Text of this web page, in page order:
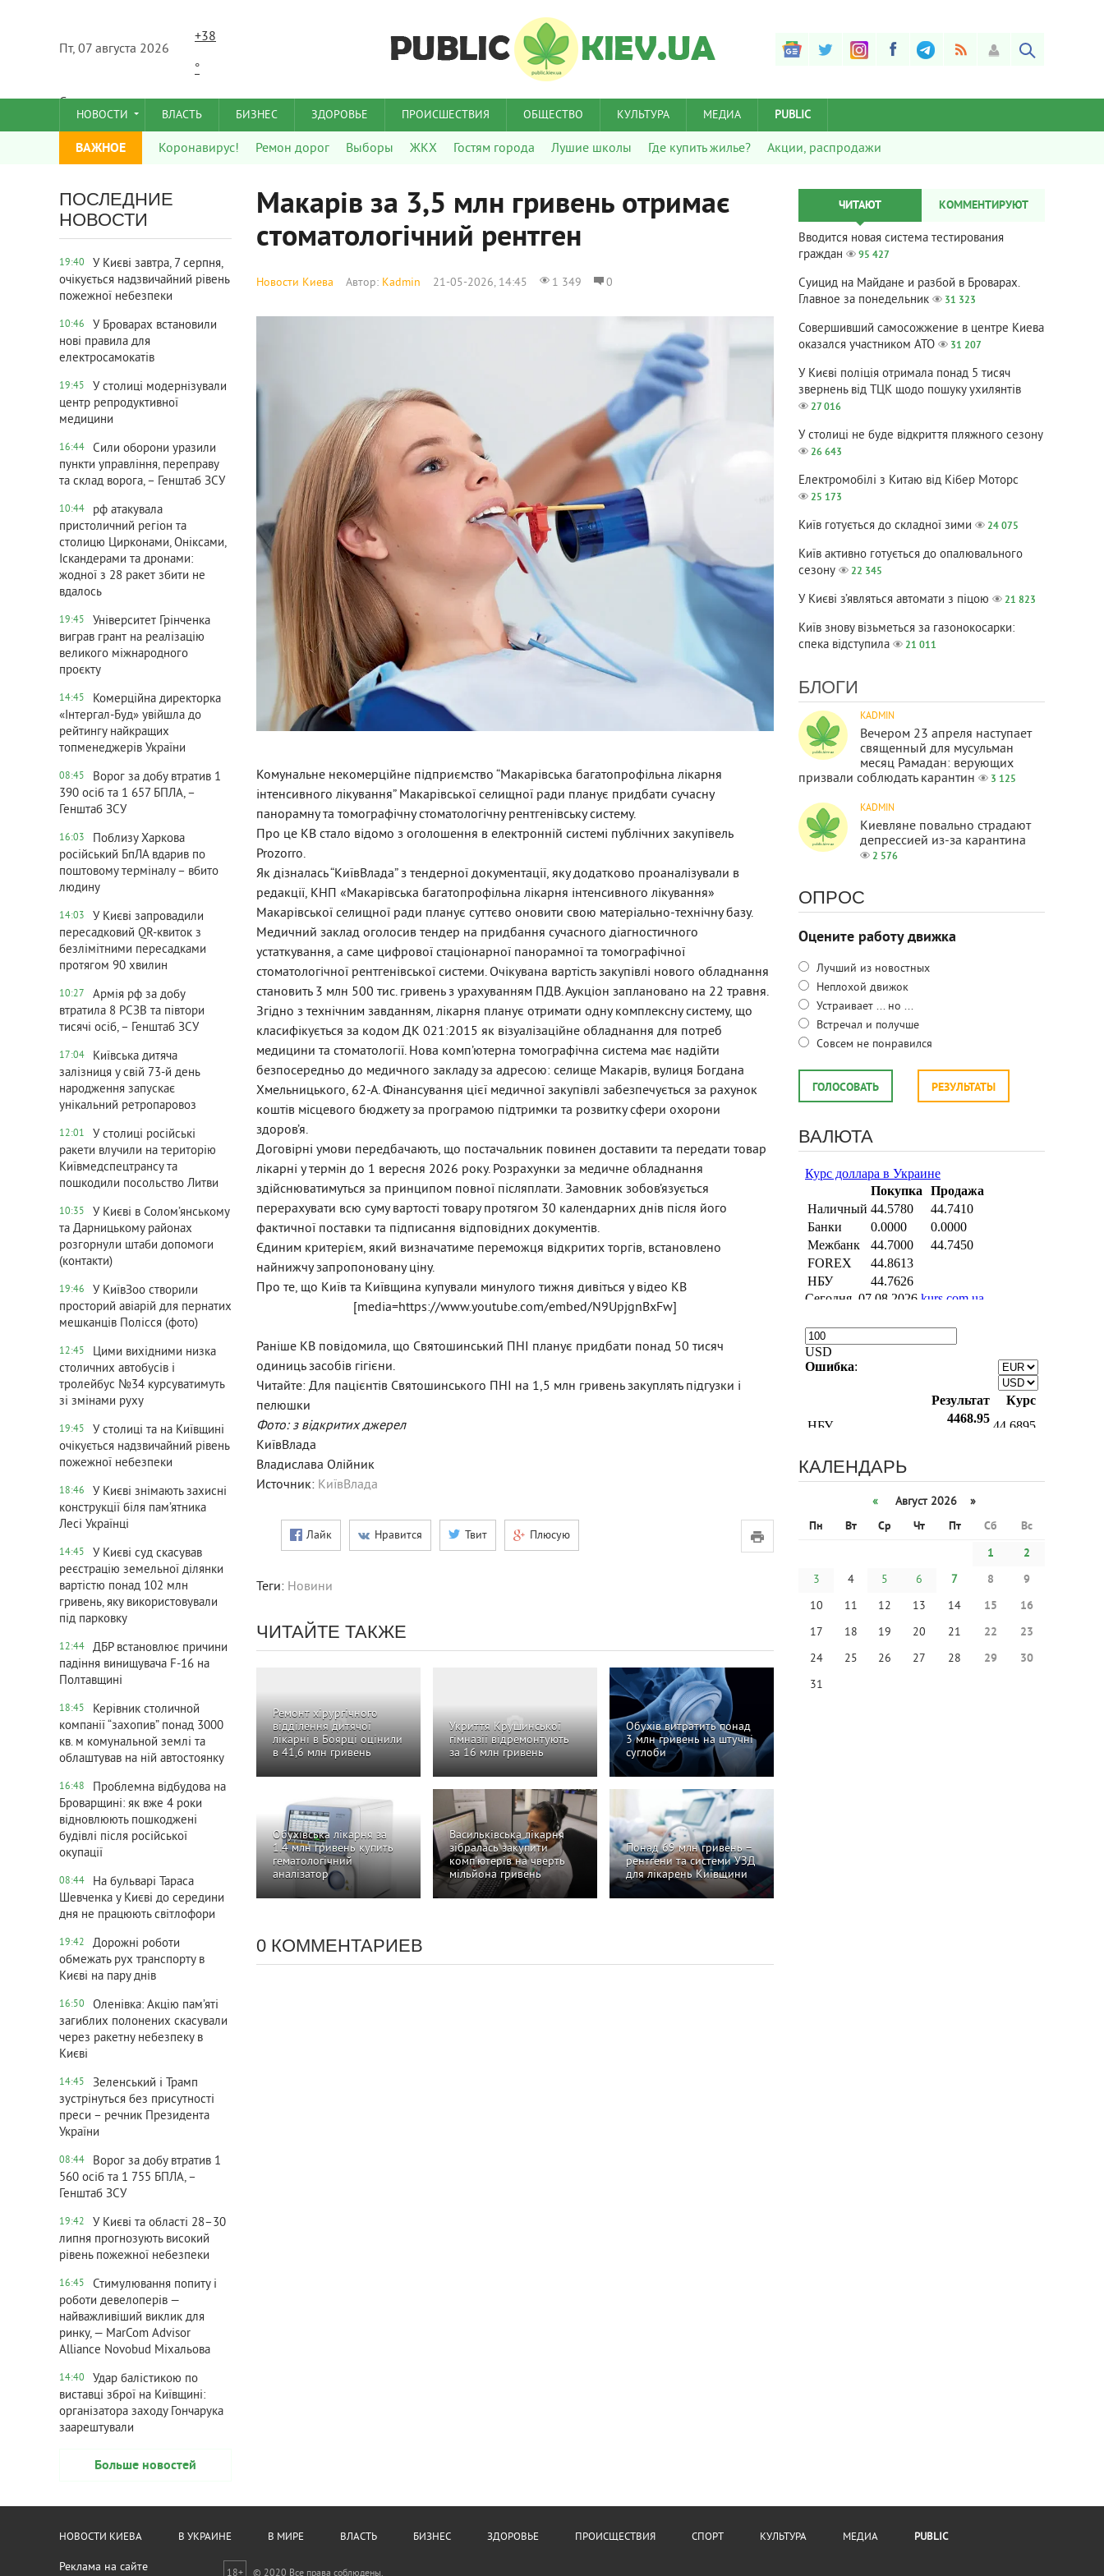
Пт, 07 августа 2026
+38
°
C
НОВОСТИ ВЛАСТЬ БИЗНЕС ЗДОРОВЬЕ ПРОИСШЕСТВИЯ ОБЩЕСТВО КУЛЬТУРА МЕДИА PUBLIC
ВАЖНОЕ Коронавирус! Ремон дорог Выборы ЖКХ Гостям города Лушие школы Где купить жилье? Акции, распродажи
ПОСЛЕДНИЕ
НОВОСТИ
19:40
У Києві завтра, 7 серпня,
очікується надзвичайний рівень
пожежної небезпеки
10:46
У Броварах встановили
нові правила для
електросамокатів
19:45
У столиці модернізували
центр репродуктивної
медицини
16:44
Сили оборони уразили
пункти управління, переправу
та склад ворога, – Генштаб ЗСУ
10:44
рф атакувала
пристоличний регіон та
столицю Цирконами, Оніксами,
Іскандерами та дронами:
жодної з 28 ракет збити не
вдалось
19:45
Університет Грінченка
виграв грант на реалізацію
великого міжнародного
проєкту
14:45
Комерційна директорка
«Інтергал-Буд» увійшла до
рейтингу найкращих
топменеджерів України
08:45
Ворог за добу втратив 1
390 осіб та 1 657 БПЛА, –
Генштаб ЗСУ
16:03
Поблизу Харкова
російський БпЛА вдарив по
поштовому терміналу – вбито
людину
14:03
У Києві запровадили
пересадковий QR-квиток з
безлімітними пересадками
протягом 90 хвилин
10:27
Армія рф за добу
втратила 8 РСЗВ та півтори
тисячі осіб, – Генштаб ЗСУ
17:04
Київська дитяча
залізниця у свій 73-й день
народження запускає
унікальний ретропаровоз
12:01
У столиці російські
ракети влучили на територію
Київмедспецтрансу та
пошкодили посольство Литви
10:35
У Києві в Солом’янському
та Дарницькому районах
розгорнули штаби допомоги
(контакти)
19:46
У КиївЗоо створили
просторий авіарій для пернатих
мешканців Полісся (фото)
12:45
Цими вихідними низка
столичних автобусів і
тролейбус №34 курсуватимуть
зі змінами руху
19:45
У столиці та на Київщині
очікується надзвичайний рівень
пожежної небезпеки
18:46
У Києві знімають захисні
конструкції біля пам’ятника
Лесі Українці
14:45
У Києві суд скасував
реєстрацію земельної ділянки
вартістю понад 102 млн
гривень, яку використовували
під парковку
12:44
ДБР встановлює причини
падіння винищувача F-16 на
Полтавщині
18:45
Керівник столичной
компанії “захопив” понад 3000
кв. м комунальной землі та
облаштував на ній автостоянку
16:48
Проблемна відбудова на
Броварщині: як вже 4 роки
відновлюють пошкоджені
будівлі після російської
окупації
08:44
На бульварі Тараса
Шевченка у Києві до середини
дня не працюють світлофори
19:42
Дорожні роботи
обмежать рух транспорту в
Києві на пару днів
16:50
Оленівка: Акцію пам’яті
загиблих полонених скасували
через ракетну небезпеку в
Києві
14:45
Зеленський і Трамп
зустрінуться без присутності
преси – речник Президента
України
08:44
Ворог за добу втратив 1
560 осіб та 1 755 БПЛА, –
Генштаб ЗСУ
19:42
У Києві та області 28–30
липня прогнозують високий
рівень пожежної небезпеки
16:45
Стимулювання попиту і
роботи девелоперів —
найважливіший виклик для
ринку, — MarCom Advisor
Alliance Novobud Міхальова
14:40
Удар балістикою по
виставці зброї на Київщині:
організатора заходу Гончарука
заарештували
Больше новостей
Макарів за 3,5 млн гривень отримає
стоматологічний рентген
Новости Киева Автор: Kadmin 21-05-2026, 14:45 1 349 0
Комунальне некомерційне підприємство “Макарівська багатопрофільна лікарня
інтенсивного лікування” Макарівської селищної ради планує придбати сучасну
панорамну та томографічну стоматологічну рентгенівську систему.
Про це КВ стало відомо з оголошення в електронній системі публічних закупівель
Prozorro.
Як дізналась “КиївВлада” з тендерної документації, яку додатково проаналізували в
редакції, КНП «Макарівська багатопрофільна лікарня інтенсивного лікування»
Макарівської селищної ради планує суттєво оновити свою матеріально-технічну базу.
Медичний заклад оголосив тендер на придбання сучасного діагностичного
устаткування, а саме цифрової стаціонарної панорамної та томографічної
стоматологічної рентгенівської системи. Очікувана вартість закупівлі нового обладнання
становить 3 млн 500 тис. гривень з урахуванням ПДВ. Аукціон заплановано на 22 травня.
Згідно з технічним завданням, лікарня планує отримати одну комплексну систему, що
класифікується за кодом ДК 021:2015 як візуалізаційне обладнання для потреб
медицини та стоматології. Нова комп’ютерна томографічна система має надійти
безпосередньо до медичного закладу за адресою: селище Макарів, вулиця Богдана
Хмельницького, 62-А. Фінансування цієї медичної закупівлі забезпечується за рахунок
коштів місцевого бюджету за програмою підтримки та розвитку сфери охорони
здоров’я.
Договірні умови передбачають, що постачальник повинен доставити та передати товар
лікарні у термін до 1 вересня 2026 року. Розрахунки за медичне обладнання
здійснюватимуться за принципом повної післяплати. Замовник зобов’язується
перерахувати всю суму вартості товару протягом 30 календарних днів після його
фактичної поставки та підписання відповідних документів.
Єдиним критерієм, який визначатиме переможця відкритих торгів, встановлено
найнижчу запропоновану ціну.
Про те, що Київ та Київщина купували минулого тижня дивіться у відео КВ
[media=https://www.youtube.com/embed/N9UpjgnBxFw]
Раніше КВ повідомила, що Святошинський ПНІ планує придбати понад 50 тисяч
одиниць засобів гігієни.
Читайте: Для пацієнтів Святошинського ПНІ на 1,5 млн гривень закуплять підгузки і
пелюшки
Фото: з відкритих джерел
КиївВлада
Владислава Олійник
Источник: КиївВлада
Лайк Нравится Твит Плюсую
Теги: Новини
ЧИТАЙТЕ ТАКЖЕ
Ремонт хірургічного
відділення дитячої
лікарні в Боярці оцінили
в 41,6 млн гривень
Укриття Крушинської
гімназії відремонтують
за 16 млн гривень
Обухів витратить понад
3 млн гривень на штучні
суглоби
Обухівська лікарня за
1.4 млн гривень купить
гематологічний
аналізатор
Васильківська лікарня
зібралась закупити
комп'ютерів на чверть
мільйона гривень
Понад 69 млн гривень –
рентгени та системи УЗД
для лікарень Київщини
0 КОММЕНТАРИЕВ
ЧИТАЮТ КОММЕНТИРУЮТ
Вводится новая система тестирования
граждан
95 427
Суицид на Майдане и разбой в Броварах.
Главное за понедельник
31 323
Совершивший самосожжение в центре Киева
оказался участником АТО
31 207
У Києві поліція отримала понад 5 тисяч
звернень від ТЦК щодо пошуку ухилянтів
27 016
У столиці не буде відкриття пляжного сезону
26 643
Електромобілі з Китаю від Кібер Моторс
25 173
Київ готується до складної зими 24 075
Київ активно готується до опалювального
сезону
22 345
У Києві з’являться автомати з піцою 21 823
Київ знову візьметься за газонокосарки:
спека відступила
21 011
БЛОГИ
KADMIN
Вечером 23 апреля наступает
священный для мусульман
месяц Рамадан: верующих
призвали соблюдать карантин
3 125
KADMIN
Киевляне повально страдают
депрессией из-за карантина
2 576
ОПРОС
Оцените работу движка
Лучший из новостных
Неплохой движок
Устраивает ... но ...
Встречал и получше
Совсем не понравился
ГОЛОСОВАТЬ РЕЗУЛЬТАТЫ
ВАЛЮТА
КАЛЕНДАРЬ
«
Август 2026 »
Пн
Вт Ср Чт Пт Сб
Вс
1
2
3
4 5 6 7 8
9
10
11 12 13 14 15
16
17
18 19 20 21 22
23
24
25 26 27 28 29
30
31
НОВОСТИ КИЕВА В УКРАИНЕ В МИРЕ ВЛАСТЬ БИЗНЕС ЗДОРОВЬЕ ПРОИСЩЕСТВИЯ СПОРТ КУЛЬТУРА МЕДИА PUBLIC
Реклама на сайте